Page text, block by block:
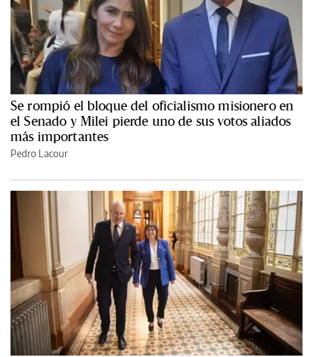
Se rompió el bloque del oficialismo misionero en
el Senado y Milei pierde uno de sus votos aliados
más importantes
Pedro Lacour